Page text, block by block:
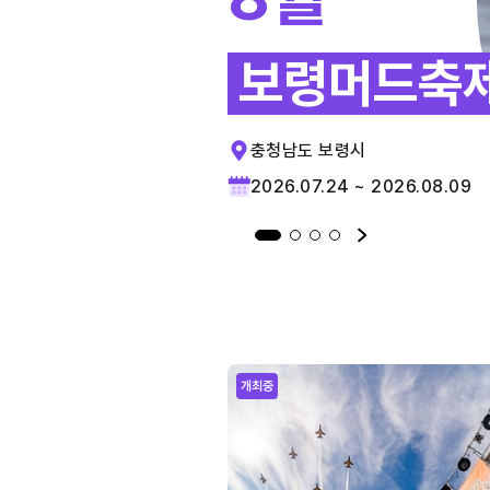
보령머드축
충청남도 보령시
2026.07.24 ~ 2026.08.09
개최중